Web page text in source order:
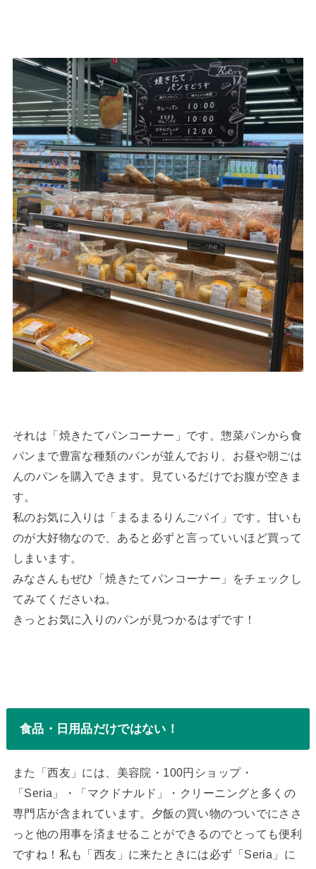
それは「焼きたてパンコーナー」です。惣菜パンから食
パンまで豊富な種類のパンが並んでおり、お昼や朝ごは
んのパンを購入できます。見ているだけでお腹が空きま
す。
私のお気に入りは「まるまるりんごパイ」です。甘いも
のが大好物なので、あると必ずと言っていいほど買って
しまいます。
みなさんもぜひ「焼きたてパンコーナー」をチェックし
てみてくださいね。
きっとお気に入りのパンが見つかるはずです！
食品・日用品だけではない！
また「西友」には、美容院・100円ショップ・
「Seria」・「マクドナルド」・クリーニングと多くの
専門店が含まれています。夕飯の買い物のついでにささ
っと他の用事を済ませることができるのでとっても便利
ですね！私も「西友」に来たときには必ず「Seria」に